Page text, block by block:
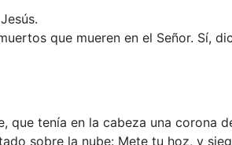
que mueren en el Señor. Sí,
que tenía en la cabeza una corona
sobre la nube: Mete tu hoz, y